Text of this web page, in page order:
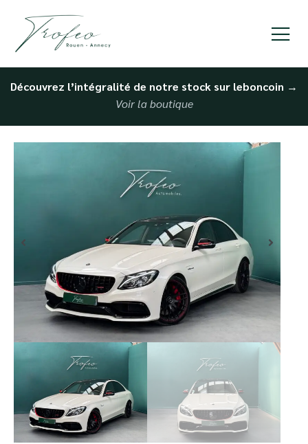
Découvrez l’intégralité de notre stock sur leboncoin →
Voir la boutique